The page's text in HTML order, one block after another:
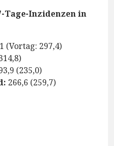
Tage-Inzidenzen in
(Vortag: 297,4)
(235,0)
266,6 (259,7)